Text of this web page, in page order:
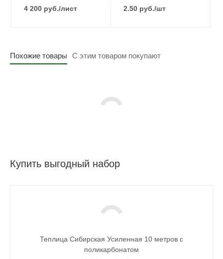
4 200руб./лист 2.50 руб./шт
Похожие товары С этим товаром покупают
Купить выгодный набор
Теплица Сибирская Усиленная 10 метров с
поликарбонатом